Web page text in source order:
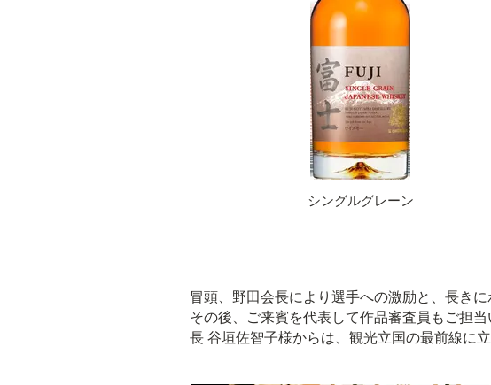
シングルグレーン
冒頭、野田会長により選手への激励と、長き
その後、ご来賓を代表して作品審査員もご担
長 谷垣佐智子様からは、観光立国の最前線に